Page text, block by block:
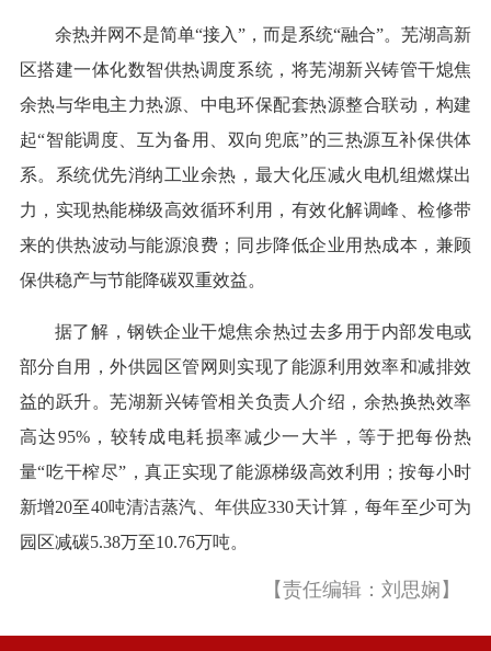
余热并网不是简单“接入”，而是系统“融合”。芜湖高新
区搭建一体化数智供热调度系统，将芜湖新兴铸管干熄焦
余热与华电主力热源、中电环保配套热源整合联动，构建
起“智能调度、互为备用、双向兜底”的三热源互补保供体
系。系统优先消纳工业余热，最大化压减火电机组燃煤出
力，实现热能梯级高效循环利用，有效化解调峰、检修带
来的供热波动与能源浪费；同步降低企业用热成本，兼顾
保供稳产与节能降碳双重效益。
据了解，钢铁企业干熄焦余热过去多用于内部发电或
部分自用，外供园区管网则实现了能源利用效率和减排效
益的跃升。芜湖新兴铸管相关负责人介绍，余热换热效率
高达95%，较转成电耗损率减少一大半，等于把每份热
量“吃干榨尽”，真正实现了能源梯级高效利用；按每小时
新增20至40吨清洁蒸汽、年供应330天计算，每年至少可为
园区减碳5.38万至10.76万吨。
【责任编辑：刘思娴】